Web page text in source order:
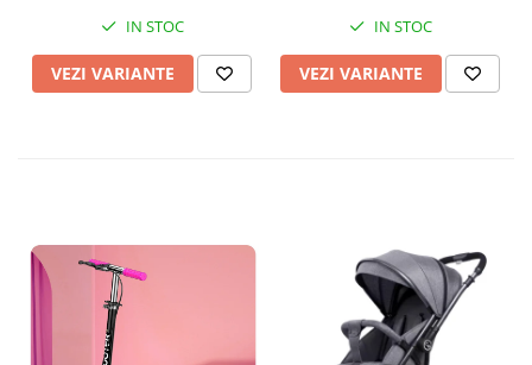
IN STOC
VEZI VARIANTE
IN STOC
VEZI VARIANTE